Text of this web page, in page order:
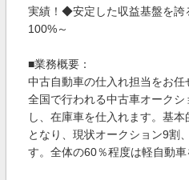
実績！◆安定した収益基盤を
100%～
■業務概要：
中古自動車の仕入れ担当をお任
全国で行われる中古車オーク
し、在庫車を仕入れます。基
となり、現状オークション9割
す。全体の60％程度は軽自動車